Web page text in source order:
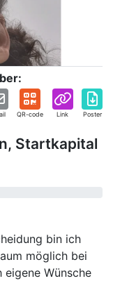
QR-code Link Poster
Startkapital
bin ich
möglich bei
Wünsche